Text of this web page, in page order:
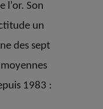
l’or. Son
un
des sept
1983 :